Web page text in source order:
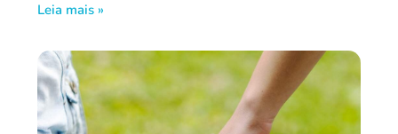
Leia mais »